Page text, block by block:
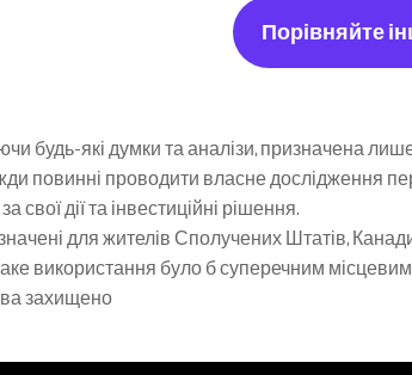
Порівняйте
будь-які думки та аналізи, призначена
повинні проводити власне дослідження
свої дії та інвестиційні рішення.
для жителів Сполучених Штатів,
використання було б суперечним
захищено